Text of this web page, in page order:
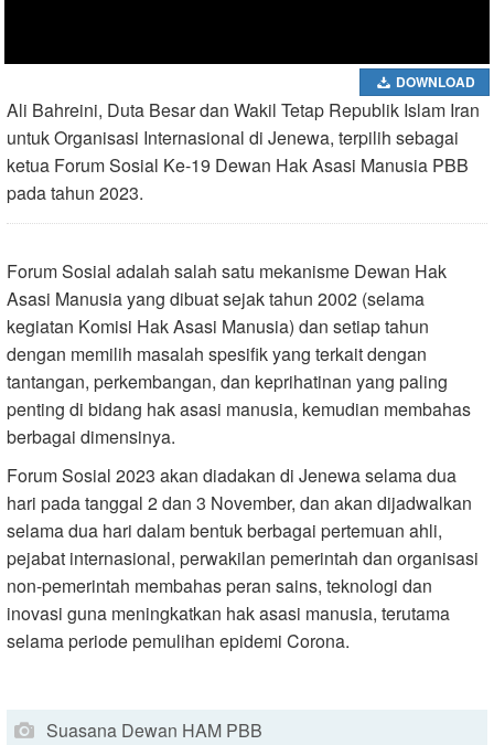
DOWNLOAD
Ali Bahreini, Duta Besar dan Wakil Tetap Republik Islam Iran
untuk Organisasi Internasional di Jenewa, terpilih sebagai
ketua Forum Sosial Ke-19 Dewan Hak Asasi Manusia PBB
pada tahun 2023.
Forum Sosial adalah salah satu mekanisme Dewan Hak
Asasi Manusia yang dibuat sejak tahun 2002 (selama
kegiatan Komisi Hak Asasi Manusia) dan setiap tahun
dengan memilih masalah spesifik yang terkait dengan
tantangan, perkembangan, dan keprihatinan yang paling
penting di bidang hak asasi manusia, kemudian membahas
berbagai dimensinya.
Forum Sosial 2023 akan diadakan di Jenewa selama dua
hari pada tanggal 2 dan 3 November, dan akan dijadwalkan
selama dua hari dalam bentuk berbagai pertemuan ahli,
pejabat internasional, perwakilan pemerintah dan organisasi
non-pemerintah membahas peran sains, teknologi dan
inovasi guna meningkatkan hak asasi manusia, terutama
selama periode pemulihan epidemi Corona.
Suasana Dewan HAM PBB